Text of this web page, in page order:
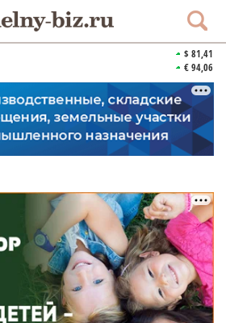
$ 81,41
€ 94,06